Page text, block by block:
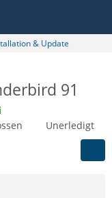
& Update
91
Unerledigt